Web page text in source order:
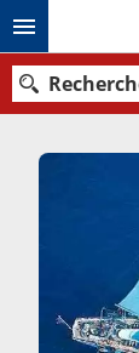
Mois de
Ports